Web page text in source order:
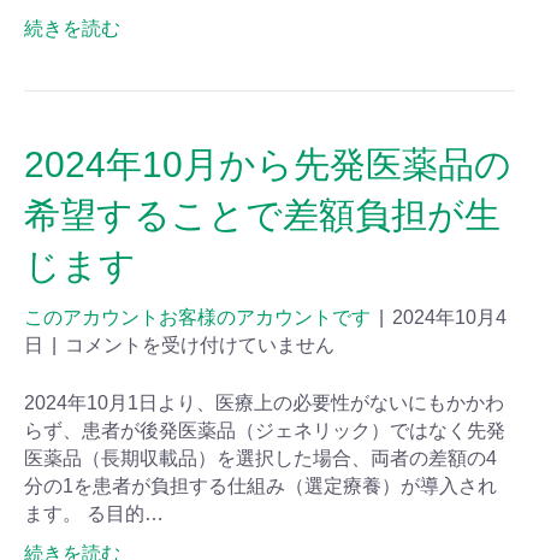
続きを読む
2024年10月から先発医薬品の
希望することで差額負担が生
じます
このアカウントお客様のアカウントです
2024年10月4
日
コメントを受け付けていません
2024年10月1日より、医療上の必要性がないにもかかわ
らず、患者が後発医薬品（ジェネリック）ではなく先発
医薬品（長期収載品）を選択した場合、両者の差額の4
分の1を患者が負担する仕組み（選定療養）が導入され
ます。 る目的…
続きを読む